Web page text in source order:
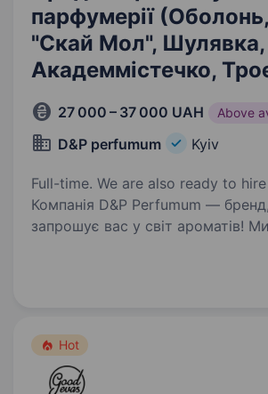
парфумерії
"Скай Мол", Шулявка,
Академмістечко,
27 000 – 37 000 UAH Above
D&Р perfumum Kyiv
Full-time. We are also ready to
Компанія D&P Perfumum —
запрошує вас у світ ароматів!
Hot